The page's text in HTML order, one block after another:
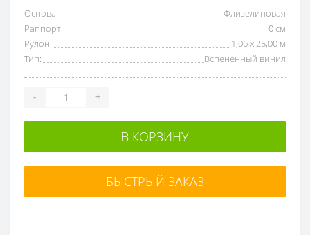
Основа:
Флизелиновая
Раппорт:
0 см
Рулон:
1,06 x 25,00 м
Тип:
Вспененный винил
- +
В КОРЗИНУ
БЫСТРЫЙ ЗАКАЗ